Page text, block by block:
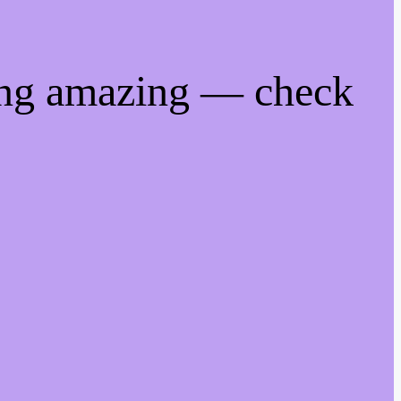
amazing — check